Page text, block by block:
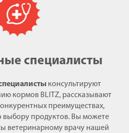
специалисты
консультируют
кормов BLITZ, рассказывают
преимуществах,
выбору продуктов. Вы можете
ветеринарному врачу нашей